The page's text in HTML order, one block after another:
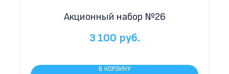
Акционный набор №26
3 100 руб.
В КОРЗИНУ